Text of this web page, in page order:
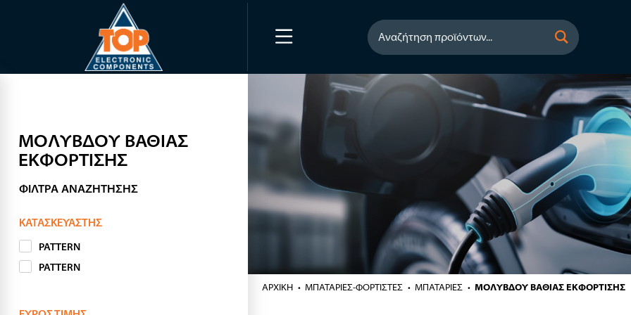
Αναζήτηση προϊόντων...
ΑΡΧΙΚΉ ΜΠΑΤΑΡΙΕΣ-ΦΟΡΤΙΣΤΕΣ ΜΠΑΤΑΡΙΕΣ ΜΟΛΥΒΔΟΥ ΒΑΘΙΑΣ ΕΚΦΟΡΤΙΣΗΣ
ΜΟΛΥΒΔΟΥ ΒΑΘΙΑΣ
ΕΚΦΟΡΤΙΣΗΣ
ΦΊΛΤΡΑ ΑΝΑΖΉΤΗΣΗΣ
ΚΑΤΑΣΚΕΥΑΣΤΉΣ
PATTERN
PATTERN